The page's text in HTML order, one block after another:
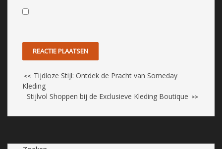
<< Tijdloze Stijl: Ontdek de Pracht van Someday
Kleding
Stijlvol Shoppen bij de Exclusieve Kleding Boutique >>